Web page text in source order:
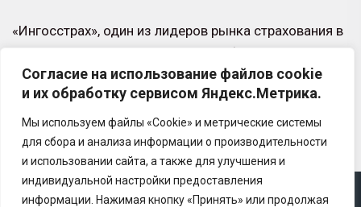
Согласие на использование файлов cookie
и их обработку сервисом Яндекс.Метрика.
Мы используем файлы «Cookie» и метрические системы
для сбора и анализа информации о производительности
и использовании сайта, а также для улучшения и
индивидуальной настройки предоставления
информации. Нажимая кнопку «Принять» или продолжая
«Ингосстрах», один из лидеров рынка страхования в
России, и Аналитический центр НАФИ провели
совместное исследование об отношении россиян к
страховым услугам.
Copyright © 2025 Ассоциация «Некоммерческого